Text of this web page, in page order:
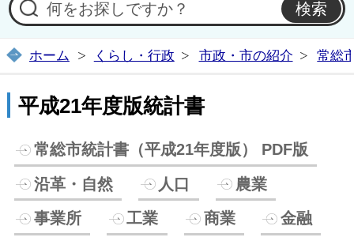
ホーム くらし・行政 市政・市の紹介 常総
平成21年度版統計書
常総市統計書（平成21年度版） PDF版
沿革・自然
人口
農業
事業所
工業 商業
金融